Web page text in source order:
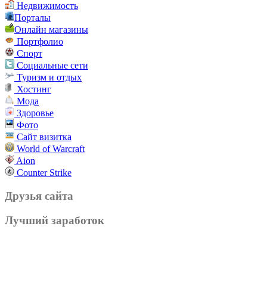
Недвижимость
Порталы
Онлайн магазины
Портфолио
Спорт
Социальные сети
Туризм и отдых
Хостинг
Мода
Здоровье
Фото
Сайт визитка
World of Warcraft
Aion
Counter Strike
Друзья сайта
Лучший заработок